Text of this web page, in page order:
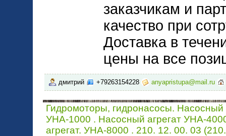
заказчикам и
качество при
Доставка в
цены на все
дмитрий +79263154228 anyapristupa@mail.ru
Гидромоторы, гидронасосы. Насосный
УНА-1000 . Насосный агрегат УНА-
агрегат. УНА-8000 . 210. 12. 00. 03